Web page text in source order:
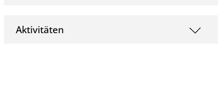
Aktivitäten